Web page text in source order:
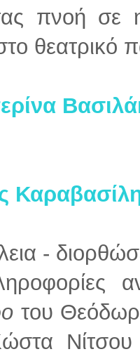
πνοή σε
θεατρικό
-
του